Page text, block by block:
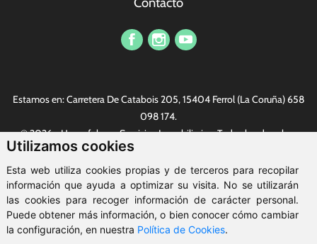
Utilizamos cookies
Esta web utiliza cookies propias y de terceros para recopilar
información que ayuda a optimizar su visita. No se utilizarán
las cookies para recoger información de carácter personal.
Puede obtener más información, o bien conocer cómo cambiar
la configuración, en nuestra Política de Cookies.
tjenestemenn kvalitetssikkerhetstjenester. Nylig kjørte vi en
gaver, den mest populære er
replika Rolex
. Alle er hjertelig
velkommen.
Estamos en: Carretera De Catabois 205, 15404 Ferrol (La Coruña) 658
098 174.
© 2026 - Housefulness Servicios Inmobiliarios. Todos los derechos
Aviso legal-Política de privacidad-Política de cookies-
ClickViviendas